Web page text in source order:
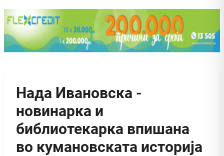
Нада Ивановска -
новинарка и
библиотекарка впишана
во кумановската историја